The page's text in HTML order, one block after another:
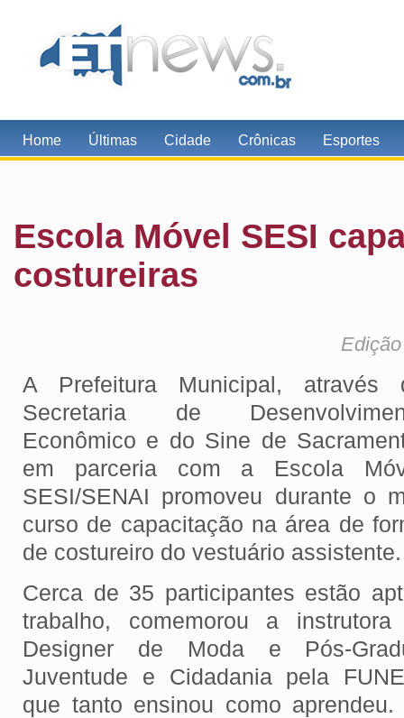
Home Últimas Cidade Crônicas Esportes
Escola Móvel SESI
costureiras
A Prefeitura Municipal, através
Secretaria de
Econômico e do Sine de
em parceria com a Escola
SESI/SENAI promoveu durante o
curso de capacitação na área de
de costureiro do vestuário
Cerca de 35 participantes estão
trabalho, comemorou a
Designer de Moda e Pós-
Juventude e Cidadania pela
que tanto ensinou como